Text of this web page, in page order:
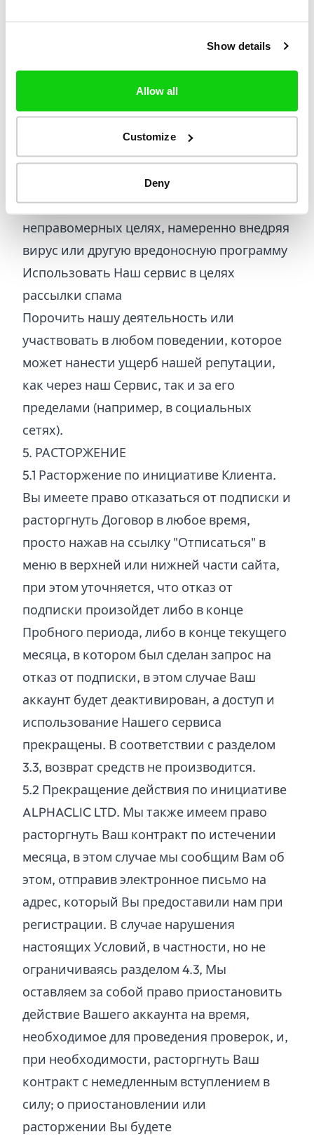
Show details
Allow all
Customize
Deny
несанкционированный доступ к нашим
системам или системам наших
подрядчиков или совершать любые
действия, которые могут нарушить,
ухудшить или помешать работе или
функциональности Сайта и Нашего
Использовать Сайт в любых
неправомерных целях, намеренно внедряя
вирус или другую вредоносную программу
Использовать Наш сервис в целях
рассылки спама
Порочить нашу деятельность или
участвовать в любом поведении, которое
может нанести ущерб нашей репутации,
как через наш Сервис, так и за его
пределами (например, в социальных
сетях).
5. РАСТОРЖЕНИЕ
5.1 Расторжение по инициативе Клиента.
Вы имеете право отказаться от подписки и
расторгнуть Договор в любое время,
просто нажав на ссылку "Отписаться" в
меню в верхней или нижней части сайта,
при этом уточняется, что отказ от
подписки произойдет либо в конце
Пробного периода, либо в конце текущего
месяца, в котором был сделан запрос на
отказ от подписки, в этом случае Ваш
аккаунт будет деактивирован, а доступ и
использование Нашего сервиса
прекращены. В соответствии с разделом
3.3, возврат средств не производится.
5.2 Прекращение действия по инициативе
ALPHACLIC LTD. Мы также имеем право
расторгнуть Ваш контракт по истечении
месяца, в этом случае мы сообщим Вам об
этом, отправив электронное письмо на
адрес, который Вы предоставили нам при
регистрации. В случае нарушения
настоящих Условий, в частности, но не
ограничиваясь разделом 4.3, Мы
оставляем за собой право приостановить
действие Вашего аккаунта на время,
необходимое для проведения проверок, и,
при необходимости, расторгнуть Ваш
контракт с немедленным вступлением в
силу; о приостановлении или
расторжении Вы будете